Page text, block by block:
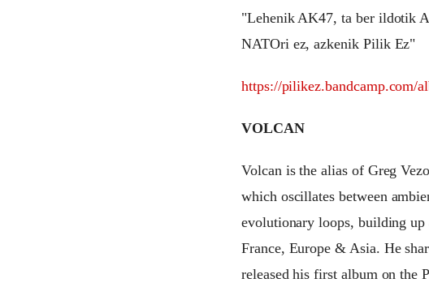
"Lehenik AK47, ta ber ildotik
NATOri ez, azkenik Pilik Ez"
https://pilikez.bandcamp.com/
VOLCAN
Volcan is the alias of Greg
which oscillates between
evolutionary loops, building up
France, Europe & Asia. He
released his first album on the